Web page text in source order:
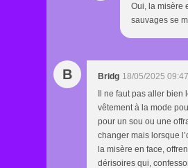
Oui, la misère
sauvages se
B Bridg 18/05/2025 09:47
Il ne faut pas aller
vêtement à la mode
pour un sou ou une
changer mais lorsque
la misère en face,
dérisoires qui,